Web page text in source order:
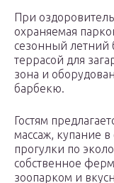
При
охраняемая
сезонный летний
террасой для
зона и
барбекю.
Гостям
массаж, купание
прогулки по
собственное
зоопарком и